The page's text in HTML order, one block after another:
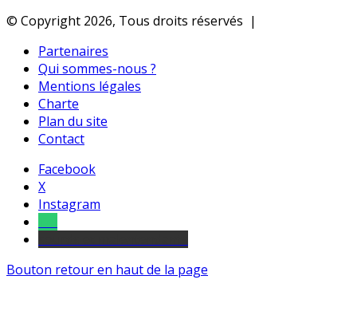
© Copyright 2026, Tous droits réservés |
Partenaires
Qui sommes-nous ?
Mentions légales
Charte
Plan du site
Contact
Facebook
X
Instagram
Bouton retour en haut de la page